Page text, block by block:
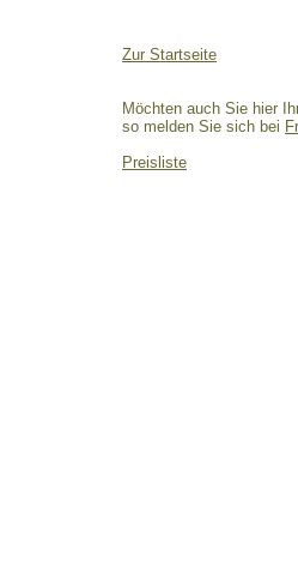
Zur Startseite
Möchten auch Sie hier
so melden Sie sich bei
Preisliste